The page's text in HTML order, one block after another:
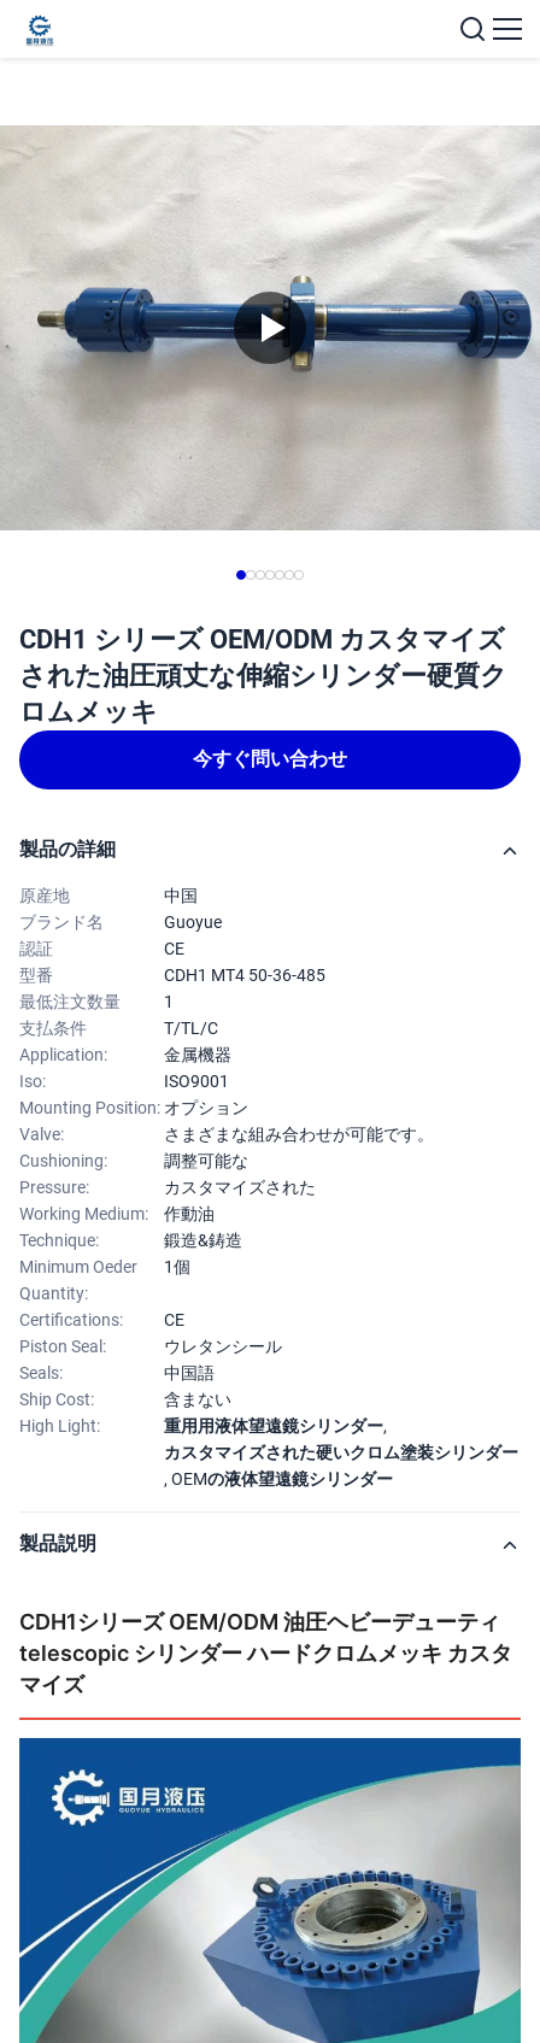
CDH1 シリーズ OEM/ODM カスタマイズ
された油圧頑丈な伸縮シリンダー硬質ク
ロムメッキ
今すぐ問い合わせ
製品の詳細
原産地
中国
ブランド名
Guoyue
認証
CE
型番
CDH1 MT4 50-36-485
最低注文数量
1
支払条件
T/TL/C
Application:
金属機器
Iso:
ISO9001
Mounting Position: オプション
Valve:
さまざまな組み合わせが可能です。
Cushioning:
調整可能な
Pressure:
カスタマイズされた
Working Medium:
作動油
Technique:
鍛造&鋳造
Minimum Oeder
Quantity:
1個
Certifications:
CE
Piston Seal:
ウレタンシール
Seals:
中国語
Ship Cost:
含まない
High Light:
重用用液体望遠鏡シリンダー,
カスタマイズされた硬いクロム塗装シリンダー
, OEMの液体望遠鏡シリンダー
製品説明
CDH1シリーズ OEM/ODM 油圧ヘビーデューティ
telescopic シリンダー ハードクロムメッキ カスタ
マイズ